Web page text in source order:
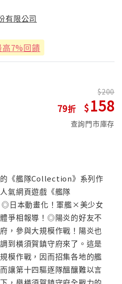
有限公司
高7%回饋
79
200
158
查詢門市庫存
《艦隊Collection》系列作
氣網頁遊戲《艦隊
日本動畫化！軍艦×美少女
爭相報導！◎陽炎的好友不
，參與大規模作戰！陽炎也
到橫須賀鎮守府來了。這是
模作戰，因而招集各地的艦
讓第十四驅逐隊醞釀難以言